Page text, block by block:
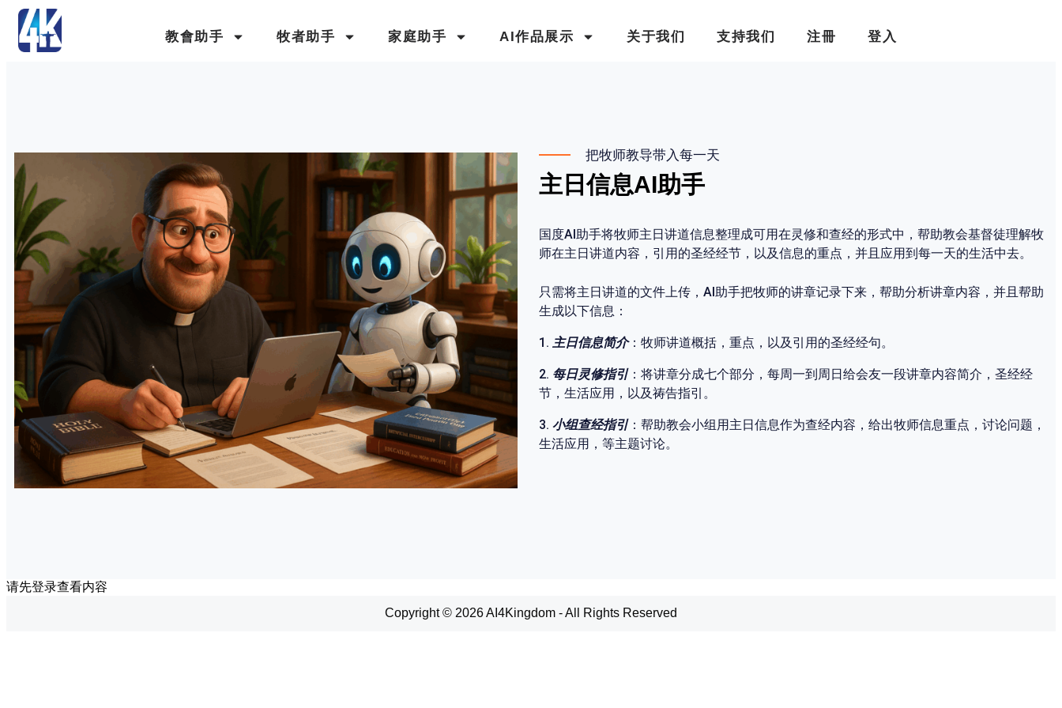
教會助手 牧者助手 家庭助手 AI作品展示 关于我们 支持我们 注冊 登入
把牧师教导带入每一天
主日信息AI助手
国度AI助手将牧师主日讲道信息整理成可用在灵修和查经的形式中，帮助教会基督徒理解牧
师在主日讲道内容，引用的圣经经节，以及信息的重点，并且应用到每一天的生活中去。
只需将主日讲道的文件上传，AI助手把牧师的讲章记录下来，帮助分析讲章内容，并且帮助
生成以下信息：
1. 主日信息简介：牧师讲道概括，重点，以及引用的圣经经句。
2. 每日灵修指引：将讲章分成七个部分，每周一到周日给会友一段讲章内容简介，圣经经
节，生活应用，以及祷告指引。
3. 小组查经指引：帮助教会小组用主日信息作为查经内容，给出牧师信息重点，讨论问题，
生活应用，等主题讨论。
请先登录查看内容
Copyright © 2026 AI4Kingdom - All Rights Reserved